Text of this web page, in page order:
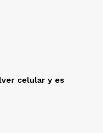
celular y es